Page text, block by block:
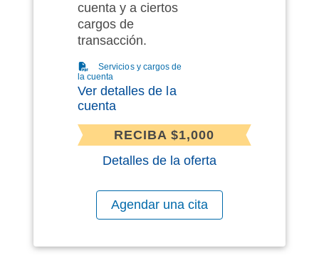
cuenta y a ciertos
cargos de
transacción.
(PDF)
Servicios y cargos de
la cuenta
Ver detalles de la
cuenta
RECIBA $1,000
Detalles de la oferta
Agendar una cita